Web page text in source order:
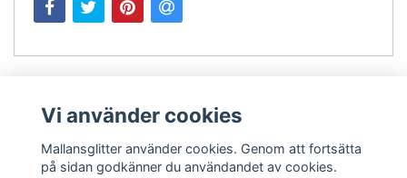
Vi använder cookies
Mallansglitter använder cookies. Genom att fortsätta
på sidan godkänner du användandet av cookies.